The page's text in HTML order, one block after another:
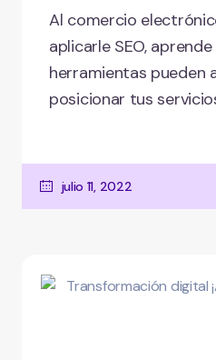
Al comercio
aplicarle SEO,
herramientas pueden
posicionar tus
julio 11, 2022